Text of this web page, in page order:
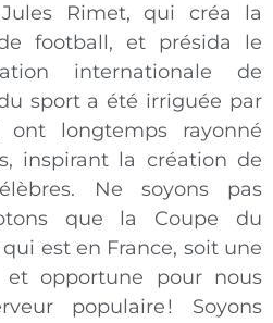
Rimet, qui créa la
football, et présida le
internationale de
sport a été irriguée par
longtemps rayonné
inspirant la création de
Ne soyons pas
que la Coupe du
est en France, soit une
et opportune pour nous
populaire ! Soyons